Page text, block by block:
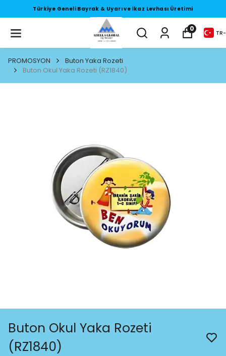
Türkiye Geneli Bayrak & Uyarı ve İkaz Levhası Üretimi
0
TR-
PROMOSYON
Buton Yaka Rozeti
Buton Okul Yaka Rozeti (RZ1840)
Buton Okul Yaka Rozeti
(RZ1840)